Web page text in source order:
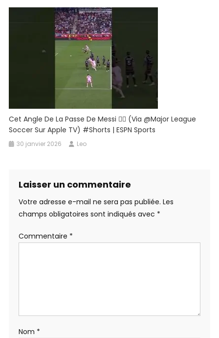
Cet Angle De La Passe De Messi 😮‍💨 (via @Major League
Soccer Sur Apple TV) #shorts | ESPN Sports
30 janvier 2026 Leo
Laisser un commentaire
Votre adresse e-mail ne sera pas publiée. Les
champs obligatoires sont indiqués avec *
Commentaire *
Nom *